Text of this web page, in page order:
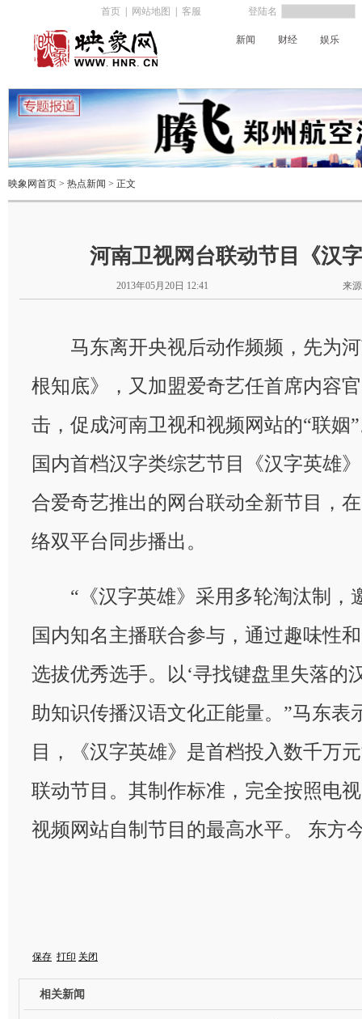
首页 网站地图 客服 登陆名
新闻 财经 娱乐
映象网首页 > 热点新闻 > 正文
河南卫视网台联动节目《汉
2013年05月20日 12:41 来
马东离开央视后动作频频，先为河
根知底》，又加盟爱奇艺任首席内容
击，促成河南卫视和视频网站的“联姻
国内首档汉字类综艺节目《汉字英雄
合爱奇艺推出的网台联动全新节目，
络双平台同步播出。
“《汉字英雄》采用多轮淘汰制，
国内知名主播联合参与，通过趣味性
选拔优秀选手。以‘寻找键盘里失落的
助知识传播汉语文化正能量。”马东表
目，《汉字英雄》是首档投入数千万
联动节目。其制作标准，完全按照电
视频网站自制节目的最高水平。 东方
保存 打印 关闭
相关新闻